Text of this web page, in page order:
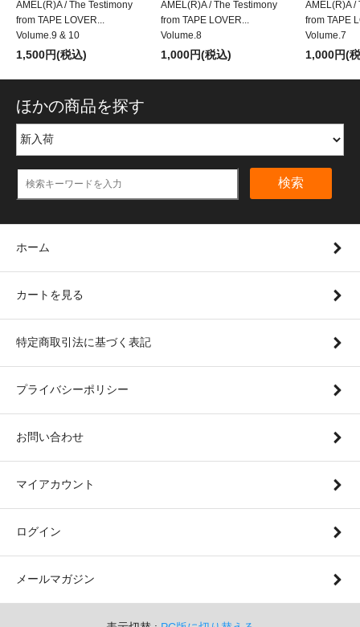
AMEL(R)A / The Testimony
from TAPE LOVER...
Volume.9 & 10
1,500円(税込)
AMEL(R)A / The Testimony
from TAPE LOVER...
Volume.8
1,000円(税込)
AMEL(R)A /
from TAPE
Volume.7
1,000円(
ほかの商品を探す
検索
ホーム
カートを見る
特定商取引法に基づく表記
プライバシーポリシー
お問い合わせ
マイアカウント
ログイン
メールマガジン